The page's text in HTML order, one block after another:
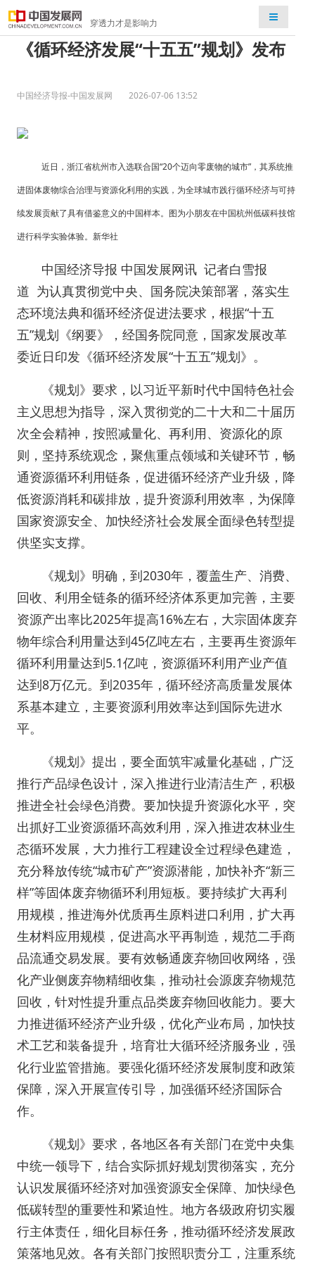
穿透力才是影响力
检索
《循环经济发展“十五五”规划》发布
中国经济导报-中国发展网 2026-07-06 13:52
近日，浙江省杭州市入选联合国“20个迈向零废物的城市”，其系统推
进固体废物综合治理与资源化利用的实践，为全球城市践行循环经济与可持
续发展贡献了具有借鉴意义的中国样本。图为小朋友在中国杭州低碳科技馆
进行科学实验体验。新华社
中国经济导报 中国发展网讯 记者白雪报
道 为认真贯彻党中央、国务院决策部署，落实生
态环境法典和循环经济促进法要求，根据“十五
五”规划《纲要》，经国务院同意，国家发展改革
委近日印发《循环经济发展“十五五”规划》。
《规划》要求，以习近平新时代中国特色社会
主义思想为指导，深入贯彻党的二十大和二十届历
次全会精神，按照减量化、再利用、资源化的原
则，坚持系统观念，聚焦重点领域和关键环节，畅
通资源循环利用链条，促进循环经济产业升级，降
低资源消耗和碳排放，提升资源利用效率，为保障
国家资源安全、加快经济社会发展全面绿色转型提
供坚实支撑。
《规划》明确，到2030年，覆盖生产、消费、
回收、利用全链条的循环经济体系更加完善，主要
资源产出率比2025年提高16%左右，大宗固体废弃
物年综合利用量达到45亿吨左右，主要再生资源年
循环利用量达到5.1亿吨，资源循环利用产业产值
达到8万亿元。到2035年，循环经济高质量发展体
系基本建立，主要资源利用效率达到国际先进水
平。
《规划》提出，要全面筑牢减量化基础，广泛
推行产品绿色设计，深入推进行业清洁生产，积极
推进全社会绿色消费。要加快提升资源化水平，突
出抓好工业资源循环高效利用，深入推进农林业生
态循环发展，大力推行工程建设全过程绿色建造，
充分释放传统“城市矿产”资源潜能，加快补齐“新三
样”等固体废弃物循环利用短板。要持续扩大再利
用规模，推进海外优质再生原料进口利用，扩大再
生材料应用规模，促进高水平再制造，规范二手商
品流通交易发展。要有效畅通废弃物回收网络，强
化产业侧废弃物精细收集，推动社会源废弃物规范
回收，针对性提升重点品类废弃物回收能力。要大
力推进循环经济产业升级，优化产业布局，加快技
术工艺和装备提升，培育壮大循环经济服务业，强
化行业监管措施。要强化循环经济发展制度和政策
保障，深入开展宣传引导，加强循环经济国际合
作。
《规划》要求，各地区各有关部门在党中央集
中统一领导下，结合实际抓好规划贯彻落实，充分
认识发展循环经济对加强资源安全保障、加快绿色
低碳转型的重要性和紧迫性。地方各级政府切实履
行主体责任，细化目标任务，推动循环经济发展政
策落地见效。各有关部门按照职责分工，注重系统